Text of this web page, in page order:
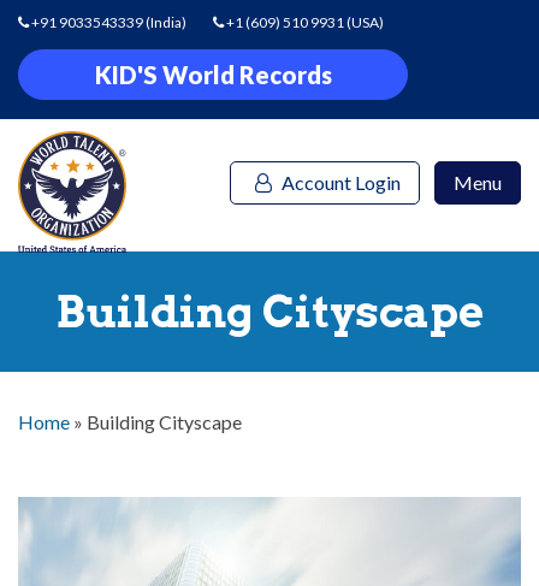
+91 9033543339(India) +1 (609) 510 9931(USA)
KID'S World Records
Account Login Menu
Building Cityscape
Home » Building Cityscape